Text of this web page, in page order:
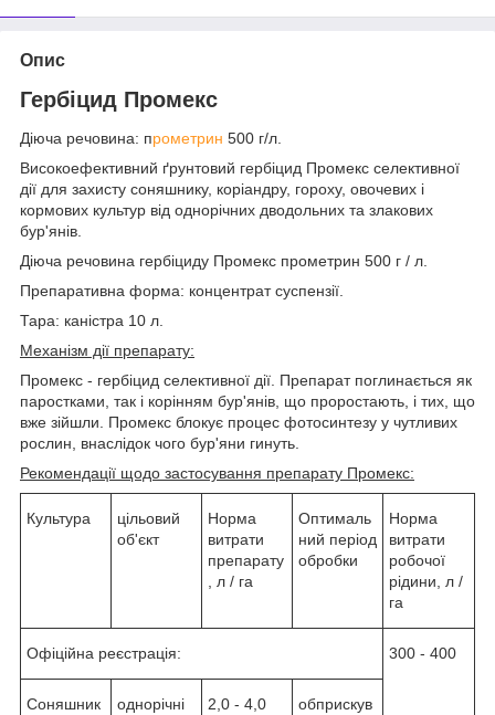
Опис
Гербіцид Промекс
Діюча речовина: прометрин 500 г/л.
Високоефективний ґрунтовий гербіцид Промекс селективної
дії для захисту соняшнику, коріандру, гороху, овочевих і
кормових культур від однорічних дводольних та злакових
бур'янів.
Діюча речовина гербіциду Промекс прометрин 500 г / л.
Препаративна форма: концентрат суспензії.
Тара: каністра 10 л.
Механізм дії препарату:
Промекс - гербіцид селективної дії. Препарат поглинається як
паростками, так і корінням бур'янів, що проростають, і тих, що
вже зійшли. Промекс блокує процес фотосинтезу у чутливих
рослин, внаслідок чого бур'яни гинуть.
Рекомендації щодо застосування препарату Промекс:
Культура
цільовий
об'єкт
Норма
витрати
препарату
, л / га
Оптималь
ний період
обробки
Норма
витрати
робочої
рідини, л /
га
Офіційна реєстрація: 300 - 400
Соняшник
однорічні
2,0 - 4,0
обприскув